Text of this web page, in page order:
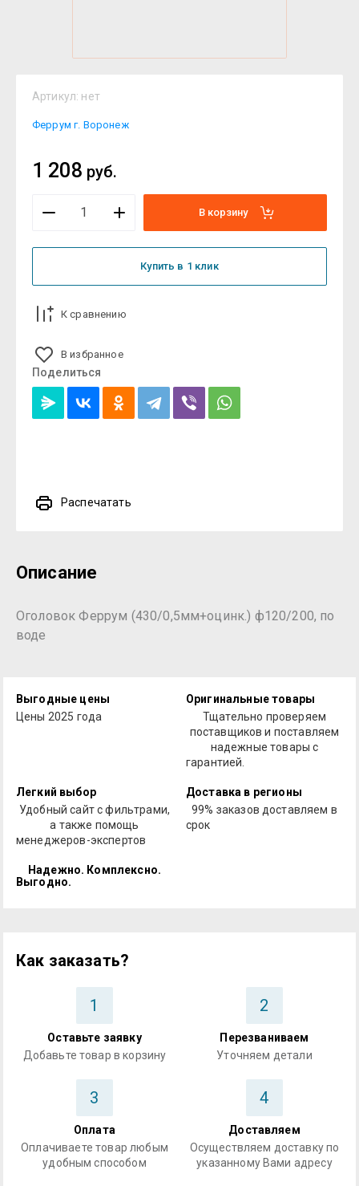
Артикул: нет
Феррум г. Воронеж
1 208 руб.
В корзину
Купить в 1 клик
К сравнению
В избранное
Поделиться
Распечатать
Описание
Оголовок Феррум (430/0,5мм+оцинк.) ф120/200, по
воде
Выгодные цены
Цены 2025 года
Оригинальные товары
Тщательно проверяем
поставщиков и поставляем
надежные товары с
гарантией.
Легкий выбор
Удобный сайт с фильтрами,
а также помощь
менеджеров-экспертов
Доставка в регионы
99% заказов доставляем в
срок
Надежно. Комплексно.
Выгодно.
Как заказать?
1
Оставьте заявку
Добавьте товар в корзину
2
Перезваниваем
Уточняем детали
3
Оплата
Оплачиваете товар любым
удобным способом
4
Доставляем
Осуществляем доставку по
указанному Вами адресу